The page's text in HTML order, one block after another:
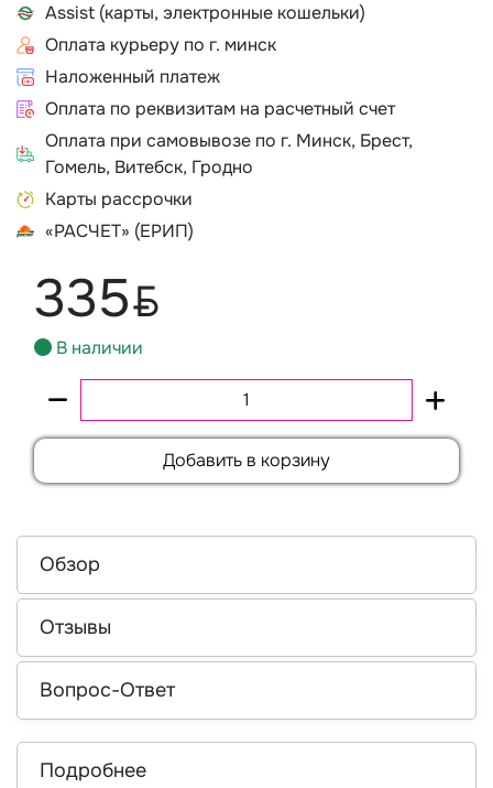
Assist (карты, электронные кошельки)
Оплата курьеру по г. минск
Наложенный платеж
Оплата по реквизитам на расчетный счет
Оплата при самовывозе по г. Минск, Брест,
Гомель, Витебск, Гродно
Карты рассрочки
«РАСЧЕТ» (ЕРИП)
335BYN
В наличии
Добавить в корзину
Обзор
Отзывы
Вопрос-Ответ
Подробнее